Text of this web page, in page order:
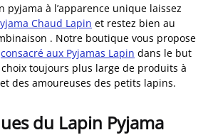
pyjama à l’apparence unique laissez
Chaud Lapin et restez bien au
. Notre boutique vous propose
consacré aux Pyjamas Lapin dans le but
toujours plus large de produits à
des amoureuses des petits lapins.
du Lapin Pyjama